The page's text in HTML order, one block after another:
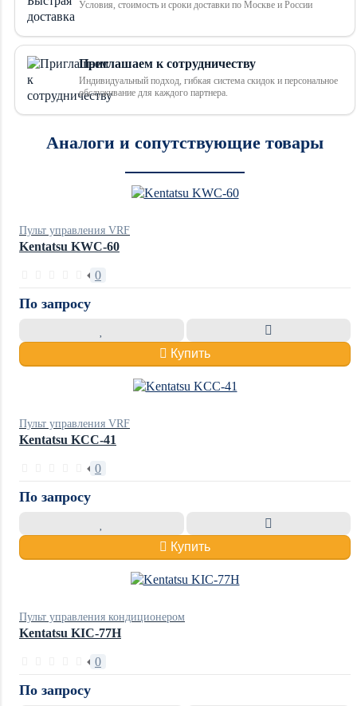
Условия, стоимость и сроки доставки по Москве и России
Приглашаем к сотрудничеству
Индивидуальный подход, гибкая система скидок и персональное
обслуживание для каждого партнера.
Аналоги и сопутствующие товары
Пульт управления VRF
Kentatsu KWC-60
0
По запросу
Купить
Пульт управления VRF
Kentatsu KCC-41
0
По запросу
Купить
Пульт управления кондиционером
Kentatsu KIC-77H
0
По запросу